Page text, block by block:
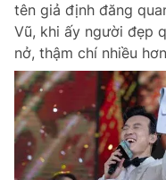
Đọc Thanh Niên trên
Theo dõi báo trên
tên giả định đăng
Vũ, khi ấy người đẹp
nở, thậm chí nhiều